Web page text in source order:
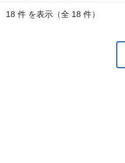
18 件 を表示（全 18 件）